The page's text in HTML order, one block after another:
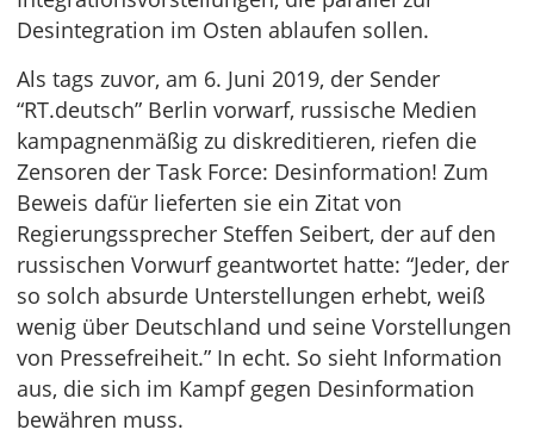
Desintegration im Osten ablaufen sollen.
Als tags zuvor, am 6. Juni 2019, der Sender
“RT.deutsch” Berlin vorwarf, russische Medien
kampagnenmäßig zu diskreditieren, riefen die
Zensoren der Task Force: Desinformation! Zum
Beweis dafür lieferten sie ein Zitat von
Regierungssprecher Steffen Seibert, der auf den
russischen Vorwurf geantwortet hatte: “Jeder, der
so solch absurde Unterstellungen erhebt, weiß
wenig über Deutschland und seine Vorstellungen
von Pressefreiheit.” In echt. So sieht Information
aus, die sich im Kampf gegen Desinformation
bewähren muss.